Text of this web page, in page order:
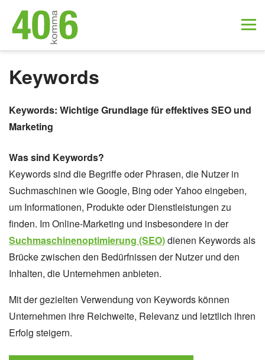
Keywords
Keywords: Wichtige Grundlage für effektives SEO und
Marketing
Was sind Keywords?
Keywords sind die Begriffe oder Phrasen, die Nutzer in
Suchmaschinen wie Google, Bing oder Yahoo eingeben,
um Informationen, Produkte oder Dienstleistungen zu
finden. Im Online-Marketing und insbesondere in der
Suchmaschinenoptimierung (SEO)dienen Keywords als
Brücke zwischen den Bedürfnissen der Nutzer und den
Inhalten, die Unternehmen anbieten.
Mit der gezielten Verwendung von Keywords können
Unternehmen ihre Reichweite, Relevanz und letztlich ihren
Erfolg steigern.